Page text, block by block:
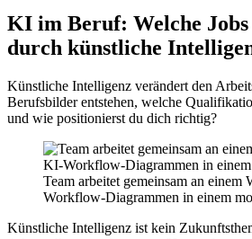
KI im Beruf: Welche Jobs
durch künstliche
Künstliche Intelligenz verändert den
Berufsbilder entstehen, welche
und wie positionierst du dich richtig?
Team arbeitet gemeinsam an
Workflow-Diagrammen in einem
Künstliche Intelligenz ist kein